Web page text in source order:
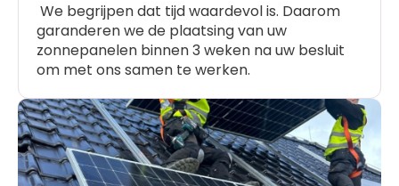
We begrijpen dat tijd waardevol is. Daarom
garanderen we de plaatsing van uw
zonnepanelen binnen 3 weken na uw besluit
om met ons samen te werken.